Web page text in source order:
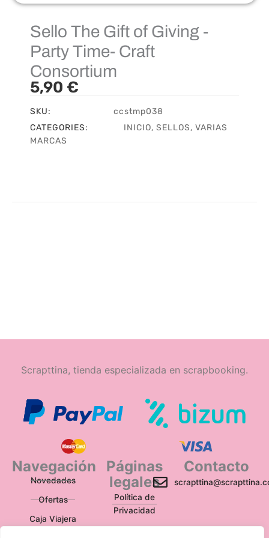
Sello The Gift of Giving -
Party Time- Craft
Consortium
5,90 €
SKU:
ccstmp038
CATEGORIES:
INICIO, SELLOS, VARIAS
MARCAS
Scrapttina, tienda especializada en scrapbooking.
Navegación
Novedades
Ofertas
Caja Viajera
Páginas
legales
Política de
Privacidad
Contacto